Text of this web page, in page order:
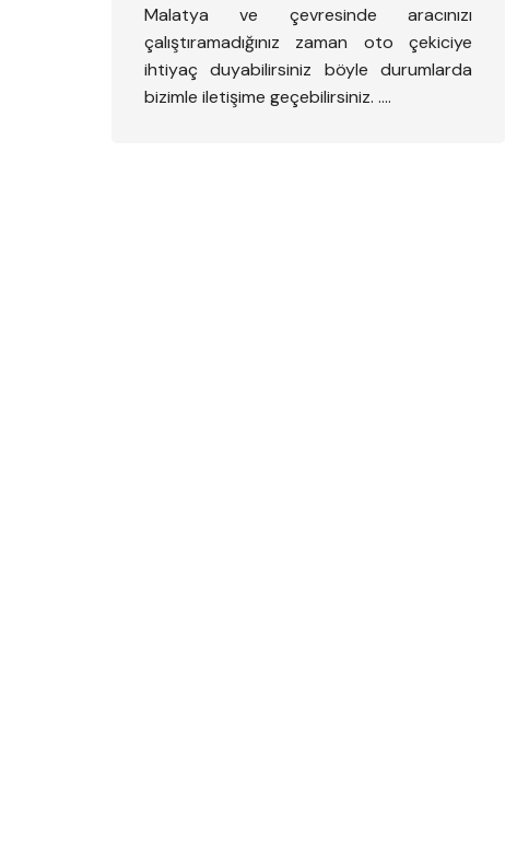
Malatya ve çevresinde aracınızı
çalıştıramadığınız zaman oto çekiciye
ihtiyaç duyabilirsiniz böyle durumlarda
bizimle iletişime geçebilirsiniz. ….